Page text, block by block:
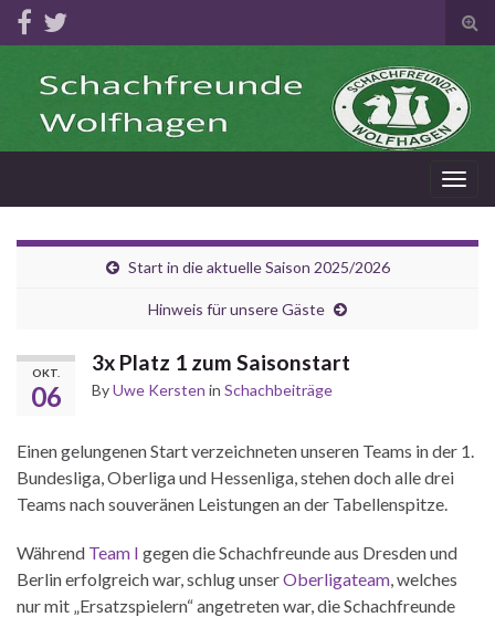
Start in die aktuelle Saison 2025/2026
Hinweis für unsere Gäste
OKT.
06
3x Platz 1 zum Saisonstart
ByUwe Kersten in Schachbeiträge
Einen gelungenen Start verzeichneten unseren Teams in der 1.
Bundesliga, Oberliga und Hessenliga, stehen doch alle drei
Teams nach souveränen Leistungen an der Tabellenspitze.
Während Team I gegen die Schachfreunde aus Dresden und
Berlin erfolgreich war, schlug unserOberligateam , welches
nur mit „Ersatzspielern“ angetreten war, die Schachfreunde